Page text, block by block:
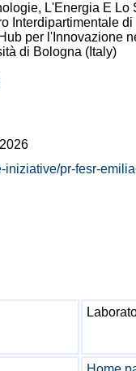
L'Energia E
Interdipartimentale
per l'Innovazione
di Bologna (Italy)
iniziative/pr-fesr-